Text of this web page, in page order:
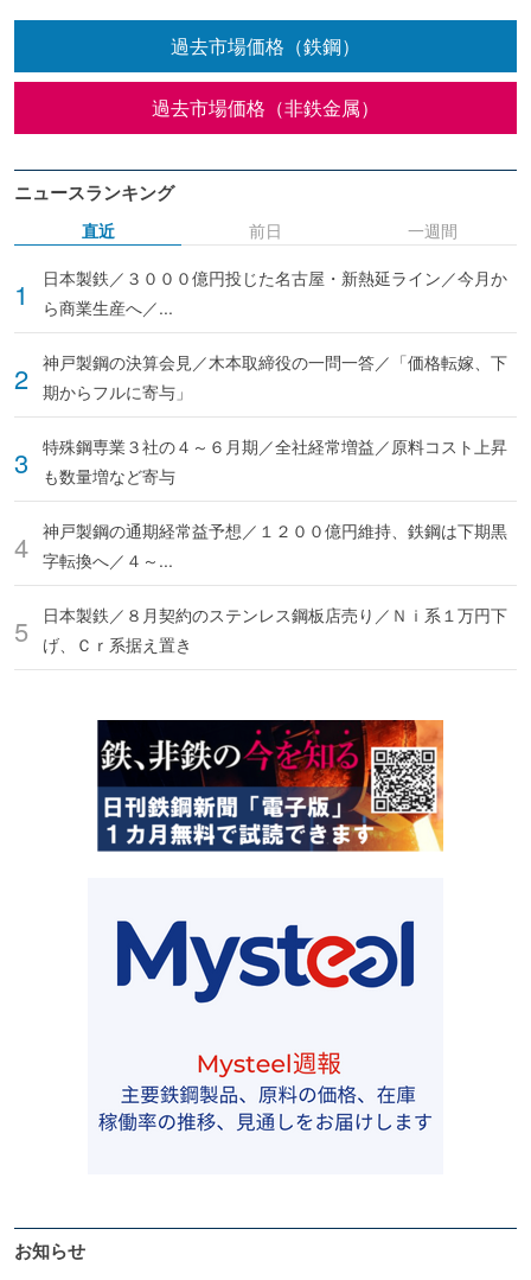
過去市場価格（鉄鋼）
過去市場価格（非鉄金属）
ニュースランキング
直近
日本製鉄／３０００億円投じた名古屋・新熱延ライン／今月か
ら商業生産へ／...
神戸製鋼の決算会見／木本取締役の一問一答／「価格転嫁、下
期からフルに寄与」
特殊鋼専業３社の４～６月期／全社経常増益／原料コスト上昇
も数量増など寄与
神戸製鋼の通期経常益予想／１２００億円維持、鉄鋼は下期黒
字転換へ／４～...
日本製鉄／８月契約のステンレス鋼板店売り／Ｎｉ系１万円下
げ、Ｃｒ系据え置き
前日 一週間
お知らせ